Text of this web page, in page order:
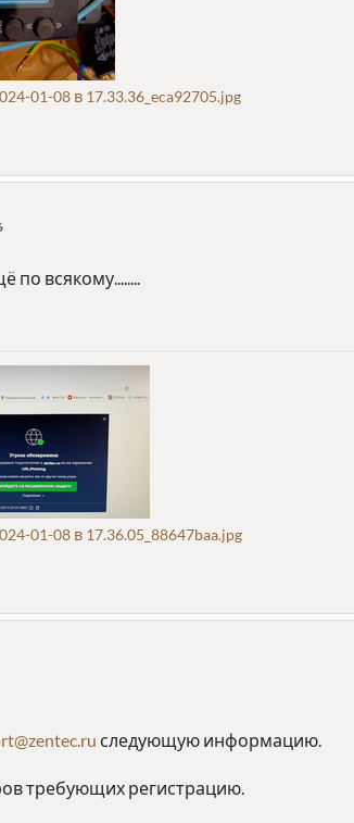
01-08 в 17.33.36_eca92705.jpg
по всякому........
01-08 в 17.36.05_88647baa.jpg
следующую информацию.
требующих регистрацию.